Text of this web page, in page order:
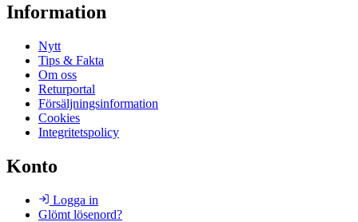
Information
Nytt
Tips & Fakta
Om oss
Returportal
Försäljningsinformation
Cookies
Integritetspolicy
Konto
Logga in
Glömt lösenord?